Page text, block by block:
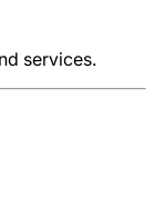
services.